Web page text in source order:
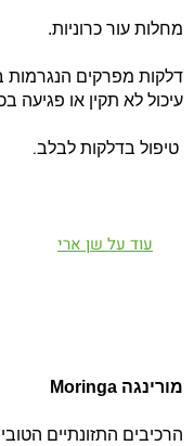
מחלות עור כרוניות.
דלקות מפרקים הנגרמות
עיכול לא תקין או פגיעה
טיפול בדלקות לבלב.
עוד על שן ארי
מורינגה Moringa
הרכיבים התזונתיים